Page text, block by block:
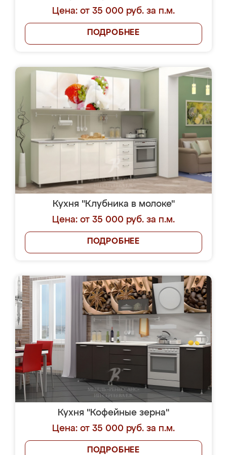
Цена: от 35 000 руб. за п.м.
ПОДРОБНЕЕ
Кухня "Клубника в молоке"
Цена: от 35 000 руб. за п.м.
ПОДРОБНЕЕ
Кухня "Кофейные зерна"
Цена: от 35 000 руб. за п.м.
ПОДРОБНЕЕ